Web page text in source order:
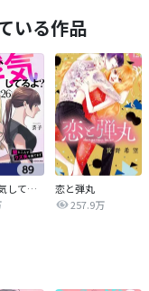
いる作品
パパ、浮気してるよ？娘と二人でクズ夫を捨てます【分冊版】
恋と弾丸
257.9万